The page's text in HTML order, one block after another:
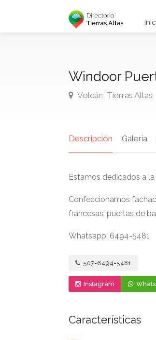
Windoor
Volcán, Tierras Altas
Descripción Galería
Estamos dedicados a
Confeccionamos
francesas, puertas de
Whatsapp: 6494-5481
507-6494-5481
Instagram
Características